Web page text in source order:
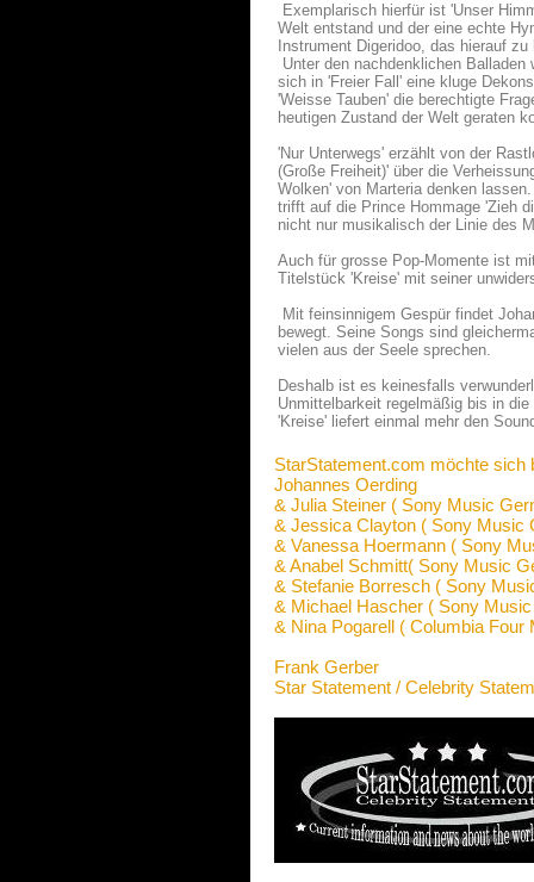
Exemplarisch hierfür ist 'Unser
Welt entstand und der eine echte
Instrument Digeridoo, das hierauf
Unter den nachdenklichen
sich in 'Freier Fall' eine kluge
'Weisse Tauben' die berechtigte
heutigen Zustand der Welt geraten
'Nur Unterwegs' erzählt von der
(Große Freiheit)' über die
Wolken' von Marteria denken
trifft auf die Prince Hommage 'Zieh
nicht nur musikalisch der Linie des
Auch für grosse Pop-Momente ist
Titelstück 'Kreise' mit seiner
Mit feinsinnigem Gespür findet
bewegt. Seine Songs sind
vielen aus der Seele sprechen.
Deshalb ist es keinesfalls
Unmittelbarkeit regelmäßig bis in
'Kreise' liefert einmal mehr den
StarStatement.com möchte sich
Johannes Oerding
& Julia Steiner ( Sony Music
& Jessica Clayton ( Sony Music
& Vanessa Hoermann ( Sony
& Anabel Schmitt( Sony Music
& Stefanie Borresch ( Sony
& Michael Hascher ( Sony
& Nina Pogarell ( Columbia
Frank Gerber
Star Statement / Celebrity